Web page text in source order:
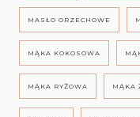
MASŁO ORZECHOWE
MĄKA KOKOSOWA
MĄKA RYŻOWA MĄKA